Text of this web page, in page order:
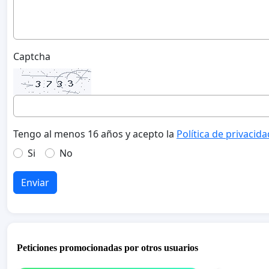
Captcha
Tengo al menos 16 años y acepto la Política de
Si
No
Enviar
Peticiones promocionadas por otros usuarios